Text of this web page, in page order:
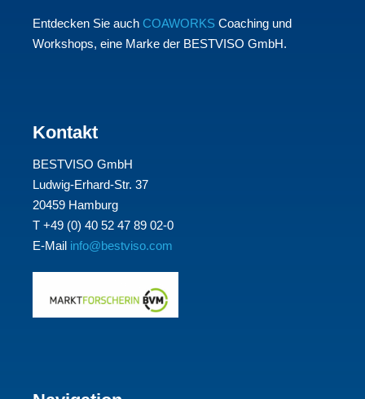
Entdecken Sie auch COAWORKS Coaching und
Workshops, eine Marke der BESTVISO GmbH.
Kontakt
BESTVISO GmbH
Ludwig-Erhard-Str. 37
20459 Hamburg
T +49 (0) 40 52 47 89 02-0
E-Mail info@bestviso.com